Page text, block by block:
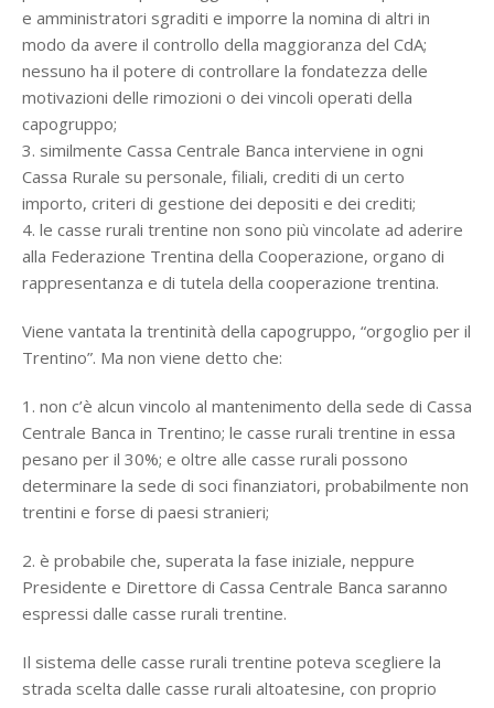
e amministratori sgraditi e imporre la nomina di altri in
modo da avere il controllo della maggioranza del CdA;
nessuno ha il potere di controllare la fondatezza delle
motivazioni delle rimozioni o dei vincoli operati della
capogruppo;
3. similmente Cassa Centrale Banca interviene in ogni
Cassa Rurale su personale, filiali, crediti di un certo
importo, criteri di gestione dei depositi e dei crediti;
4. le casse rurali trentine non sono più vincolate ad aderire
alla Federazione Trentina della Cooperazione, organo di
rappresentanza e di tutela della cooperazione trentina.
Viene vantata la trentinità della capogruppo, “orgoglio per il
Trentino”. Ma non viene detto che:
1. non c’è alcun vincolo al mantenimento della sede di Cassa
Centrale Banca in Trentino; le casse rurali trentine in essa
pesano per il 30%; e oltre alle casse rurali possono
determinare la sede di soci finanziatori, probabilmente non
trentini e forse di paesi stranieri;
2. è probabile che, superata la fase iniziale, neppure
Presidente e Direttore di Cassa Centrale Banca saranno
espressi dalle casse rurali trentine.
Il sistema delle casse rurali trentine poteva scegliere la
strada scelta dalle casse rurali altoatesine, con proprio